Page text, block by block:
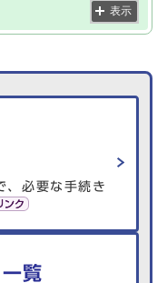
表示
、必要な手続き
覧